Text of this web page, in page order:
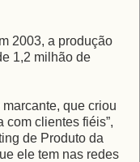
2003, a produção
1,2 milhão de
que criou
com clientes fiéis”,
de Produto da
ele tem nas redes